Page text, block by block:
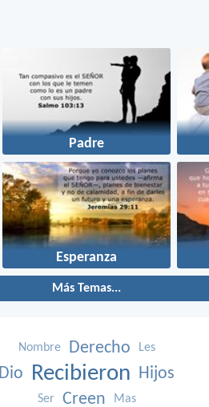
Padre
Esperanza
Más Temas...
Nombre Derecho Les
Dio Recibieron Hijos
Ser Creen Mas